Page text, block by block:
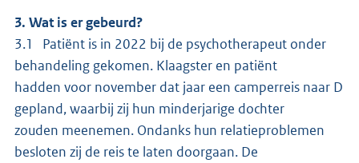
3. Wat is er gebeurd?
3.1 Patiënt is in 2022 bij de psychotherapeut onder
behandeling gekomen. Klaagster en patiënt
hadden voor november dat jaar een camperreis naar D
gepland, waarbij zij hun minderjarige dochter
zouden meenemen. Ondanks hun relatieproblemen
besloten zij de reis te laten doorgaan. De